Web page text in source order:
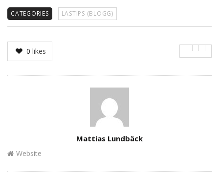
CATEGORIES LÄSTIPS (BLOGG)
0 likes
Mattias Lundbäck
Website